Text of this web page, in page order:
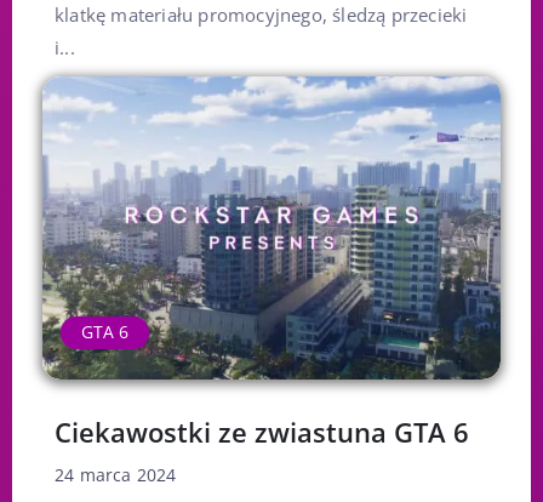
klatkę materiału promocyjnego, śledzą przecieki
i...
GTA 6
Ciekawostki ze zwiastuna GTA 6
24 marca 2024